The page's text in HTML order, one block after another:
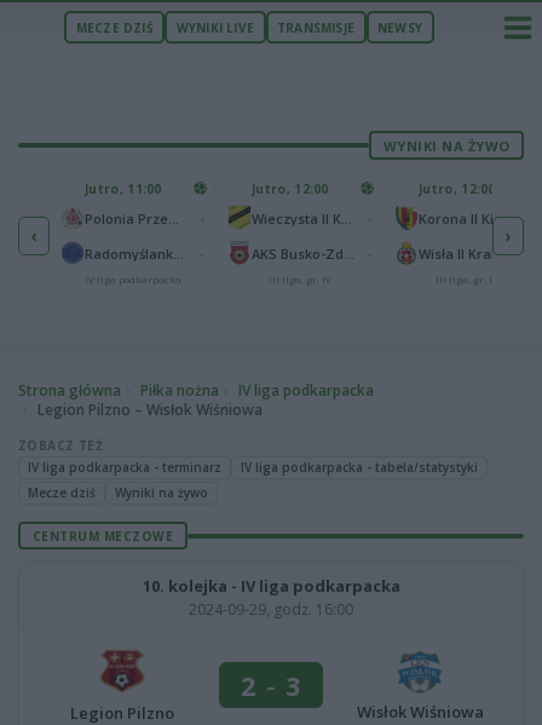
MECZE DZIŚ WYNIKI LIVE TRANSMISJE NEWSY
WYNIKI NA ŻYWO
‹
1
1
Jutro, 11:00
IV liga podkarpacka
Jutro, 12:00
III liga, gr. IV
Jutro, 12:00
Korona II Kielce
Wisła II Kraków
III liga, gr. IV
›
Strona główna Piłka nożna
IV liga podkarpacka
Legion Pilzno – Wisłok Wiśniowa
ZOBACZ TEŻ
IV liga podkarpacka - terminarz
IV liga podkarpacka - tabela/statystyki
Mecze dziś
Wyniki na żywo
CENTRUM MECZOWE
10. kolejka - IV liga podkarpacka
2024-09-29, godz. 16:00
Legion Pilzno
2 - 3
Wisłok Wiśniowa